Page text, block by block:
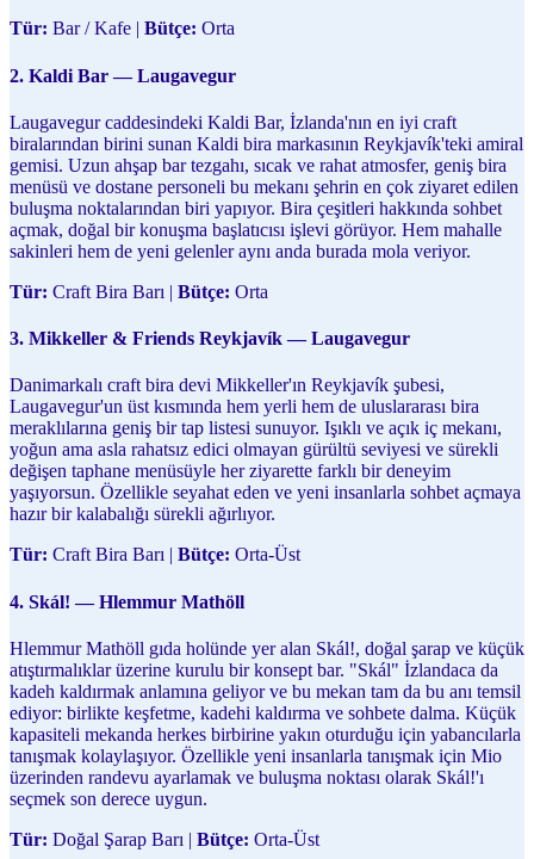
Tür: Bar / Kafe | Bütçe: Orta
2. Kaldi Bar — Laugavegur
Laugavegur caddesindeki Kaldi Bar, İzlanda'nın en iyi craft
biralarından birini sunan Kaldi bira markasının Reykjavík'teki amiral
gemisi. Uzun ahşap bar tezgahı, sıcak ve rahat atmosfer, geniş bira
menüsü ve dostane personeli bu mekanı şehrin en çok ziyaret edilen
buluşma noktalarından biri yapıyor. Bira çeşitleri hakkında sohbet
açmak, doğal bir konuşma başlatıcısı işlevi görüyor. Hem mahalle
sakinleri hem de yeni gelenler aynı anda burada mola veriyor.
Tür: Craft Bira Barı | Bütçe: Orta
3. Mikkeller & Friends Reykjavík — Laugavegur
Danimarkalı craft bira devi Mikkeller'ın Reykjavík şubesi,
Laugavegur'un üst kısmında hem yerli hem de uluslararası bira
meraklılarına geniş bir tap listesi sunuyor. Işıklı ve açık iç mekanı,
yoğun ama asla rahatsız edici olmayan gürültü seviyesi ve sürekli
değişen taphane menüsüyle her ziyarette farklı bir deneyim
yaşıyorsun. Özellikle seyahat eden ve yeni insanlarla sohbet açmaya
hazır bir kalabalığı sürekli ağırlıyor.
Tür: Craft Bira Barı | Bütçe: Orta-Üst
4. Skál! — Hlemmur Mathöll
Hlemmur Mathöll gıda holünde yer alan Skál!, doğal şarap ve küçük
atıştırmalıklar üzerine kurulu bir konsept bar. "Skál" İzlandaca da
kadeh kaldırmak anlamına geliyor ve bu mekan tam da bu anı temsil
ediyor: birlikte keşfetme, kadehi kaldırma ve sohbete dalma. Küçük
kapasiteli mekanda herkes birbirine yakın oturduğu için yabancılarla
tanışmak kolaylaşıyor. Özellikle yeni insanlarla tanışmak için Mio
üzerinden randevu ayarlamak ve buluşma noktası olarak Skál!'ı
seçmek son derece uygun.
Tür: Doğal Şarap Barı | Bütçe: Orta-Üst